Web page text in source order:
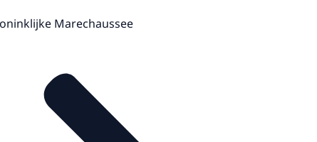
Marechaussee